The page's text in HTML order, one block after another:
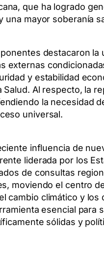
que ha logrado
mayor soberanía
destacaron
externas
y estabilidad
Salud. Al respecto, la
la necesidad
universal.
influencia de
liderada por los
de consultas
moviendo el centro
cambio climático y
esencial
sólidas y